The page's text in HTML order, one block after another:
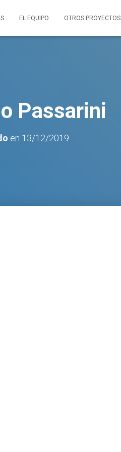
EL EQUIPO OTROS PROYECTOS
Passarini
en 13/12/2019